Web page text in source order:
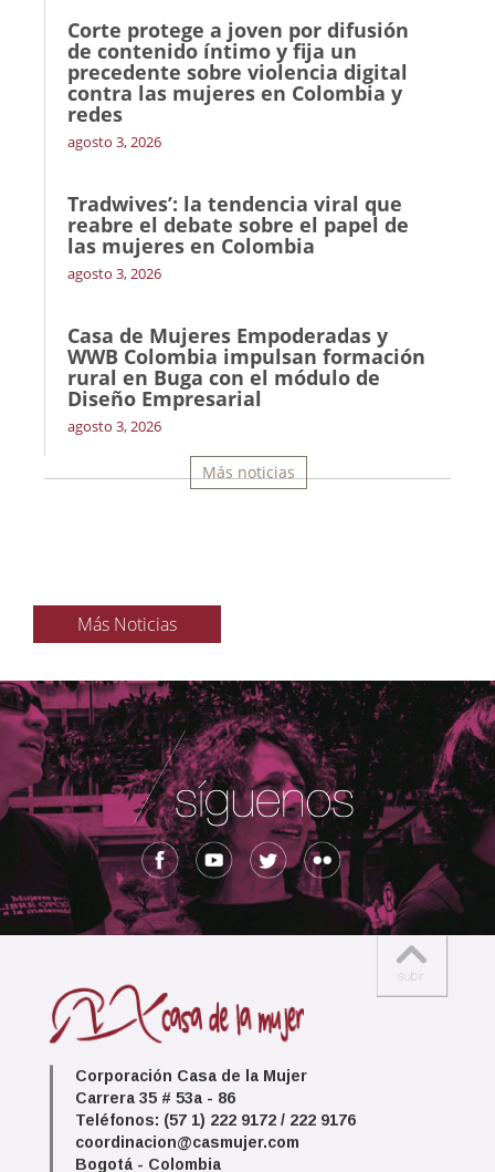
Corte protege a joven por difusión
de contenido íntimo y fija un
precedente sobre violencia digital
contra las mujeres en Colombia y
redes
agosto 3, 2026
Tradwives’: la tendencia viral que
reabre el debate sobre el papel de
las mujeres en Colombia
agosto 3, 2026
Casa de Mujeres Empoderadas y
WWB Colombia impulsan formación
rural en Buga con el módulo de
Diseño Empresarial
agosto 3, 2026
Más noticias
Más Noticias
Corporación Casa de la Mujer
Carrera 35 # 53a - 86
Teléfonos: (57 1) 222 9172 / 222 9176
coordinacion@casmujer.com
Bogotá - Colombia